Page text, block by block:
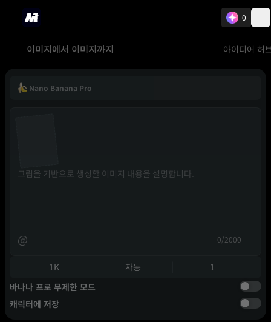
0
이미지에서 이미지까지 아이디어 허
Nano Banana Pro
@ 0/2000
1K 자동
1
바나나 프로 무제한 모드
캐릭터에 저장